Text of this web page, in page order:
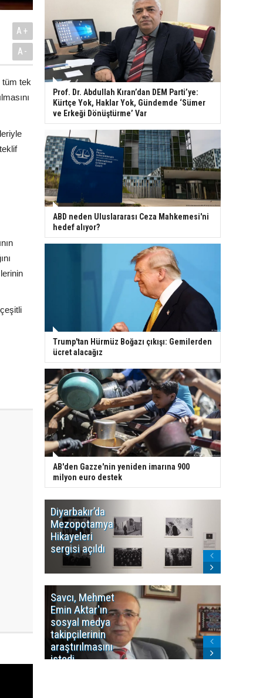
A+
A-
tüm tek
Prof. Dr. Abdullah Kıran’dan DEM Parti’ye:
Kürtçe Yok, Haklar Yok, Gündemde ‘Sümer
ve Erkeği Dönüştürme’ Var
ABD neden Uluslararası Ceza Mahkemesi'ni
hedef alıyor?
Trump'tan Hürmüz Boğazı çıkışı: Gemilerden
ücret alacağız
AB'den Gazze'nin yeniden imarına 900
milyon euro destek
Diyarbakır’da
Mezopotamya
Hikayeleri
sergisi açıldı
Savcı, Mehmet
Emin Aktar'ın
sosyal medya
takipçilerinin
araştırılmasını
istedi